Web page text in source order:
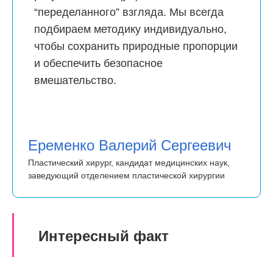
“переделанного” взгляда. Мы всегда
подбираем методику индивидуально,
чтобы сохранить природные пропорции
и обеспечить безопасное
вмешательство.
Еременко Валерий Сергеевич
Пластический хирург, кандидат медицинских наук,
заведующий отделением пластической хирургии
Интересный факт